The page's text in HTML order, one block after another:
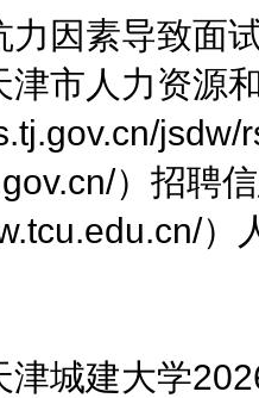
素导致面试
津市人力资源
）招聘
建大学